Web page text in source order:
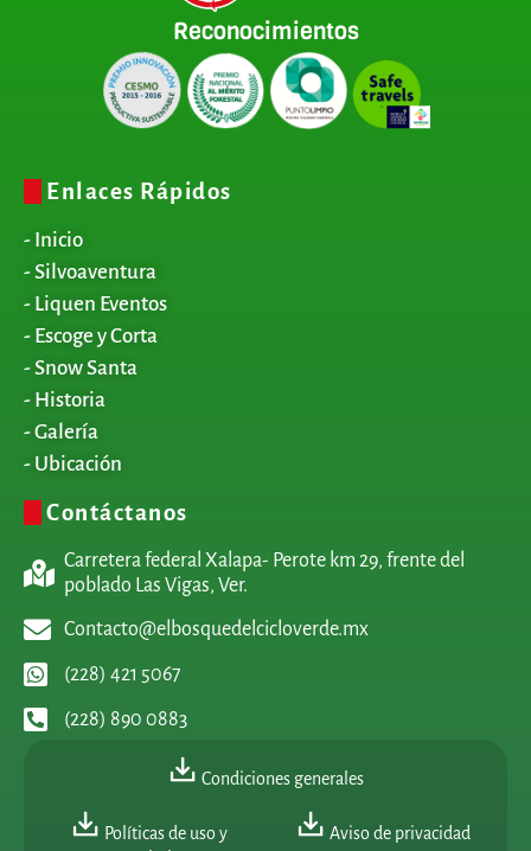
Reconocimientos
Enlaces Rápidos
- Inicio
- Silvoaventura
- Liquen Eventos
- Escoge y Corta
- Snow Santa
- Historia
- Galería
- Ubicación
Contáctanos
Carretera federal Xalapa- Perote km 29, frente del
poblado Las Vigas, Ver.
Contacto@elbosquedelcicloverde.mx
(228) 421 5067
(228) 890 0883
Condiciones generales
Políticas de uso y
Aviso de privacidad